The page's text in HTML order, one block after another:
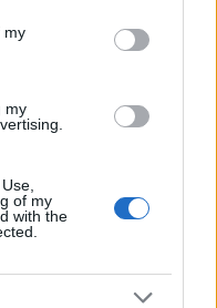
my
my
of my
with the
, in aggiunta
nazionale, nei
di cura e
in nome dello